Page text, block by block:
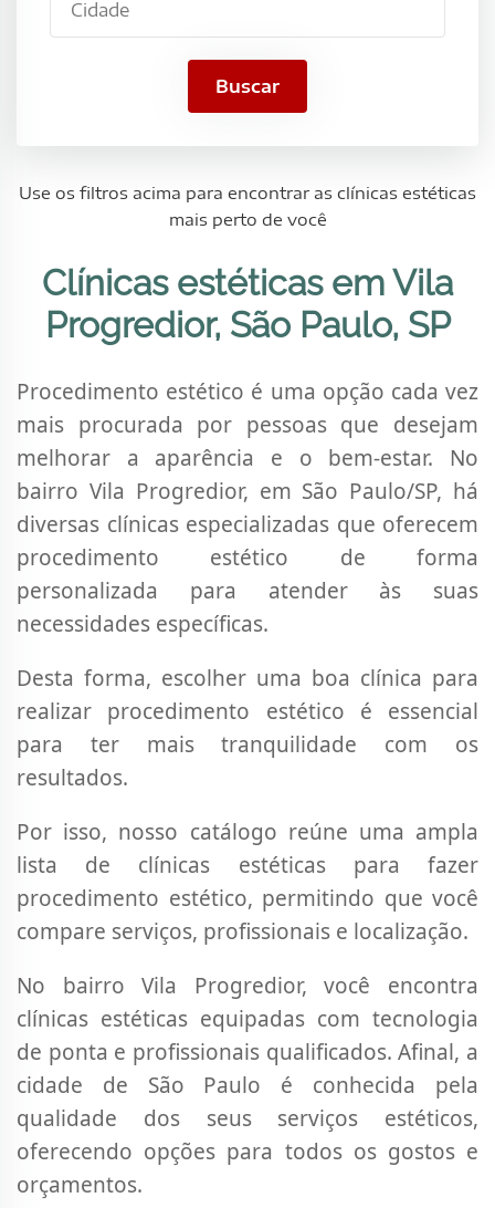
Buscar
Use os filtros acima para encontrar as clínicas estéticas
mais perto de você
Clínicas estéticas em Vila
Progredior, São Paulo, SP
Procedimento estético é uma opção cada vez
mais procurada por pessoas que desejam
melhorar a aparência e o bem-estar. No
bairro Vila Progredior, em São Paulo/SP, há
diversas clínicas especializadas que oferecem
procedimento estético de forma
personalizada para atender às suas
necessidades específicas.
Desta forma, escolher uma boa clínica para
realizar procedimento estético é essencial
para ter mais tranquilidade com os
resultados.
Por isso, nosso catálogo reúne uma ampla
lista de clínicas estéticas para fazer
procedimento estético, permitindo que você
compare serviços, profissionais e localização.
No bairro Vila Progredior, você encontra
clínicas estéticas equipadas com tecnologia
de ponta e profissionais qualificados. Afinal, a
cidade de São Paulo é conhecida pela
qualidade dos seus serviços estéticos,
oferecendo opções para todos os gostos e
orçamentos.